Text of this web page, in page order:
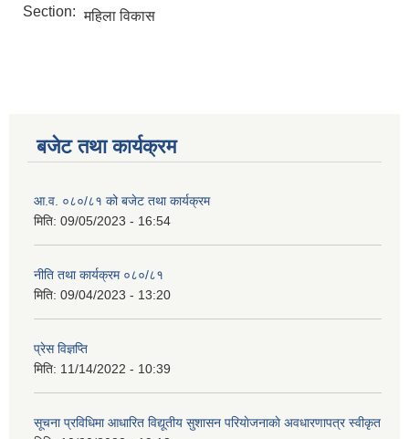
Section: महिला विकास
बजेट तथा कार्यक्रम
आ.व. ०८०/८१ को बजेट तथा कार्यक्रम
मिति: 09/05/2023 - 16:54
नीति तथा कार्यक्रम ०८०/८१
मिति: 09/04/2023 - 13:20
प्रेस विज्ञप्ति
मिति: 11/14/2022 - 10:39
सूचना प्रविधिमा आधारित विद्यूतीय सुशासन परियाेजनाकाे अवधारणापत्र स्वीकृत